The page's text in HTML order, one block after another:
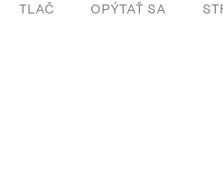
TLAČ OPÝTAŤ SA